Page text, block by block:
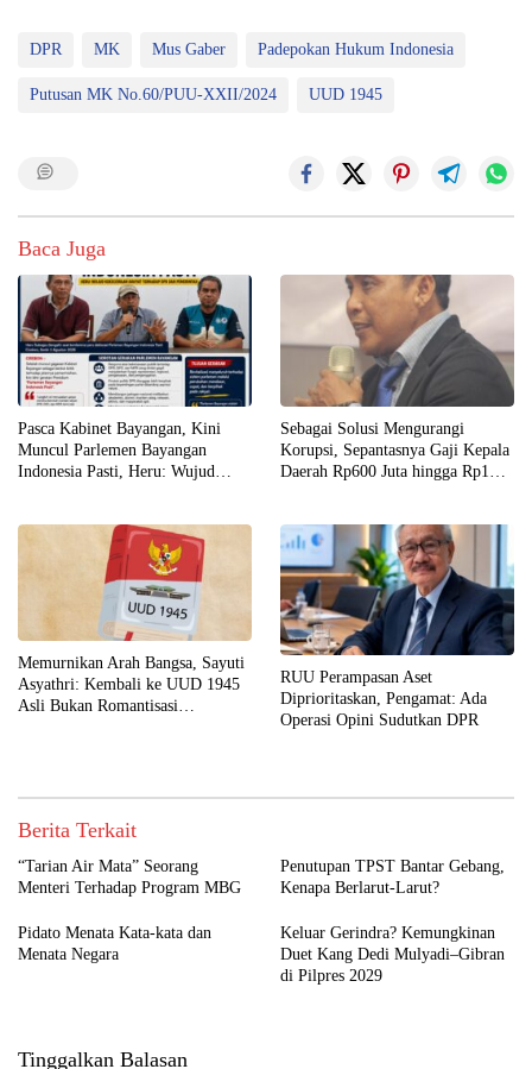
DPR MK Mus Gaber Padepokan Hukum Indonesia
Putusan MK No.60/PUU-XXII/2024 UUD 1945
Baca Juga
Pasca Kabinet Bayangan, Kini
Muncul Parlemen Bayangan
Indonesia Pasti, Heru: Wujud
Sebagai Solusi Mengurangi
Korupsi, Sepantasnya Gaji Kepala
Daerah Rp600 Juta hingga Rp1
Memurnikan Arah Bangsa, Sayuti
Asyathri: Kembali ke UUD 1945
Asli Bukan Romantisasi
RUU Perampasan Aset
Diprioritaskan, Pengamat: Ada
Operasi Opini Sudutkan DPR
Berita Terkait
“Tarian Air Mata” Seorang
Menteri Terhadap Program MBG
Penutupan TPST Bantar Gebang,
Kenapa Berlarut-Larut?
Pidato Menata Kata-kata dan
Menata Negara
Keluar Gerindra? Kemungkinan
Duet Kang Dedi Mulyadi–Gibran
di Pilpres 2029
Tinggalkan Balasan